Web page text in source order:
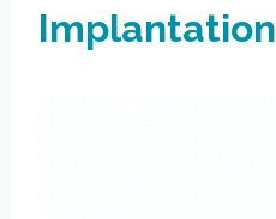
Implantation